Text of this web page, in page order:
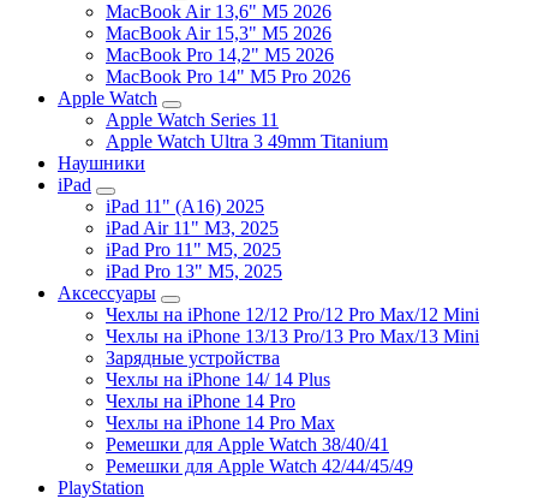
MacBook Air 13,6" M5 2026
MacBook Air 15,3" M5 2026
MacBook Pro 14,2" M5 2026
MacBook Pro 14" M5 Pro 2026
Apple Watch
Apple Watch Series 11
Apple Watch Ultra 3 49mm Titanium
Наушники
iPad
iPad 11" (A16) 2025
iPad Air 11" M3, 2025
iPad Pro 11" M5, 2025
iPad Pro 13" M5, 2025
Аксессуары
Чехлы на iPhone 12/12 Pro/12 Pro Max/12 Mini
Чехлы на iPhone 13/13 Pro/13 Pro Max/13 Mini
Зарядные устройства
Чехлы на iPhone 14/ 14 Plus
Чехлы на iPhone 14 Pro
Чехлы на iPhone 14 Pro Max
Ремешки для Apple Watch 38/40/41
Ремешки для Apple Watch 42/44/45/49
PlayStation